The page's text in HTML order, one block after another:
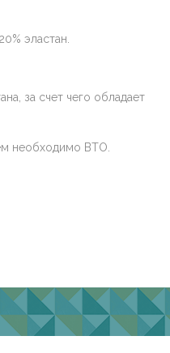
эластан.
за счет чего обладает
необходимо ВТО.